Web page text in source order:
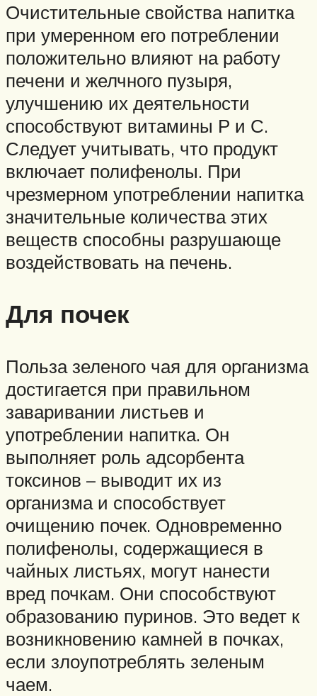
Очистительные свойства напитка
при умеренном его потреблении
положительно влияют на работу
печени и желчного пузыря,
улучшению их деятельности
способствуют витамины Р и С.
Следует учитывать, что продукт
включает полифенолы. При
чрезмерном употреблении напитка
значительные количества этих
веществ способны разрушающе
воздействовать на печень.
Для почек
Польза зеленого чая для организма
достигается при правильном
заваривании листьев и
употреблении напитка. Он
выполняет роль адсорбента
токсинов – выводит их из
организма и способствует
очищению почек. Одновременно
полифенолы, содержащиеся в
чайных листьях, могут нанести
вред почкам. Они способствуют
образованию пуринов. Это ведет к
возникновению камней в почках,
если злоупотреблять зеленым
чаем.